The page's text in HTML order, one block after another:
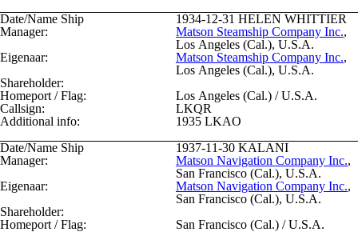
Date/Name Ship
1934-12-31 HELEN WHITTIER
Manager:
Matson Steamship Company Inc.,
Los Angeles (Cal.), U.S.A.
Eigenaar:
Matson Steamship Company Inc.,
Los Angeles (Cal.), U.S.A.
Shareholder:
Homeport / Flag:
Los Angeles (Cal.) / U.S.A.
Callsign:
LKQR
Additional info:
1935 LKAO
Date/Name Ship
1937-11-30 KALANI
Manager:
Matson Navigation Company Inc.,
San Francisco (Cal.), U.S.A.
Eigenaar:
Matson Navigation Company Inc.,
San Francisco (Cal.), U.S.A.
Shareholder:
Homeport / Flag:
San Francisco (Cal.) / U.S.A.